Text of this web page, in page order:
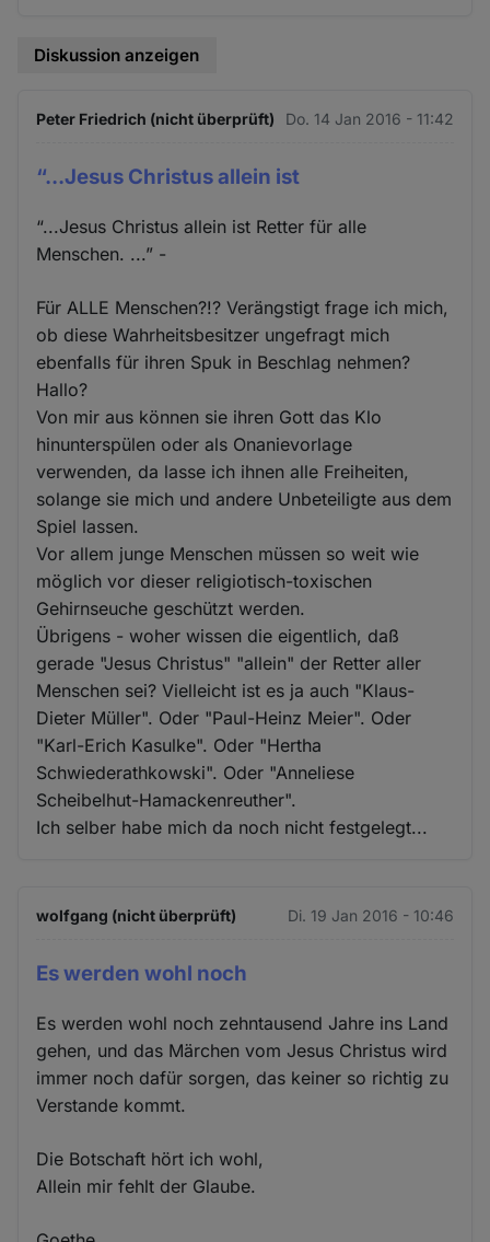
Diskussion anzeigen
Peter Friedrich (nicht überprüft) Do. 14 Jan 2016 - 11:42
“...Jesus Christus allein ist
“...Jesus Christus allein ist Retter für alle
Menschen. ...” -
Für ALLE Menschen?!? Verängstigt frage ich mich,
ob diese Wahrheitsbesitzer ungefragt mich
ebenfalls für ihren Spuk in Beschlag nehmen?
Hallo?
Von mir aus können sie ihren Gott das Klo
hinunterspülen oder als Onanievorlage
verwenden, da lasse ich ihnen alle Freiheiten,
solange sie mich und andere Unbeteiligte aus dem
Spiel lassen.
Vor allem junge Menschen müssen so weit wie
möglich vor dieser religiotisch-toxischen
Gehirnseuche geschützt werden.
Übrigens - woher wissen die eigentlich, daß
gerade "Jesus Christus" "allein" der Retter aller
Menschen sei? Vielleicht ist es ja auch "Klaus-
Dieter Müller". Oder "Paul-Heinz Meier". Oder
"Karl-Erich Kasulke". Oder "Hertha
Schwiederathkowski". Oder "Anneliese
Scheibelhut-Hamackenreuther".
Ich selber habe mich da noch nicht festgelegt...
wolfgang (nicht überprüft) Di. 19 Jan 2016 - 10:46
Es werden wohl noch
Es werden wohl noch zehntausend Jahre ins Land
gehen, und das Märchen vom Jesus Christus wird
immer noch dafür sorgen, das keiner so richtig zu
Verstande kommt.
Die Botschaft hört ich wohl,
Allein mir fehlt der Glaube.